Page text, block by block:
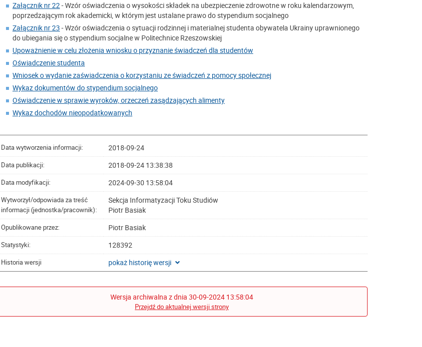
Załącznik nr 22- Wzór oświadczenia o wysokości składek na ubezpieczenie zdrowotne w roku kalendarzowym,
poprzedzającym rok akademicki, w którym jest ustalane prawo do stypendium socjalnego
Załącznik nr 23 - Wzór oświadczenia o sytuacji rodzinnej i materialnej studenta obywatela Ukrainy uprawnionego
do ubiegania się o stypendium socjalne w Politechnice Rzeszowskiej
Upoważnienie w celu złożenia wniosku o przyznanie świadczeń dla studentów
Oświadczenie studenta
Wniosek o wydanie zaświadczenia o korzystaniu ze świadczeń z pomocy społecznej
Wykaz dokumentów do stypendium socjalnego
Oświadczenie w sprawie wyroków, orzeczeń zasądzających alimenty
Wykaz dochodów nieopodatkowanych
Data wytworzenia informacji: 2018-09-24
Data publikacji: 2018-09-24 13:38:38
Data modyfikacji: 2024-09-30 13:58:04
Wytworzył/odpowiada za treść
informacji (jednostka/pracownik):
Sekcja Informatyzacji Toku Studiów
Piotr Basiak
Opublikowane przez: Piotr Basiak
Statystyki: 128392
Historia wersji pokaż historię wersji
Wersja archiwalna z dnia 30-09-2024 13:58:04
Przejdź do aktualnej wersji strony